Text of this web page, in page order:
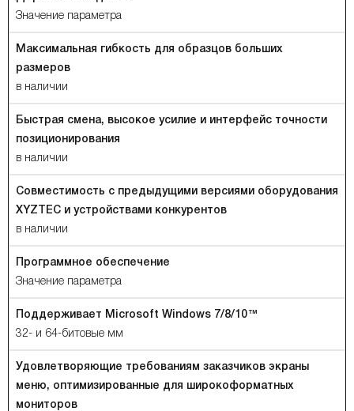
Значение параметра
Максимальная гибкость для образцов больших
размеров
в наличии
Быстрая смена, высокое усилие и интерфейс точности
позиционирования
в наличии
Совместимость с предыдущими версиями оборудования
XYZTEC и устройствами конкурентов
в наличии
Программное обеспечение
Значение параметра
Поддерживает Microsoft Windows 7/8/10™
32- и 64-битовые мм
Удовлетворяющие требованиям заказчиков экраны
меню, оптимизированные для широкоформатных
мониторов